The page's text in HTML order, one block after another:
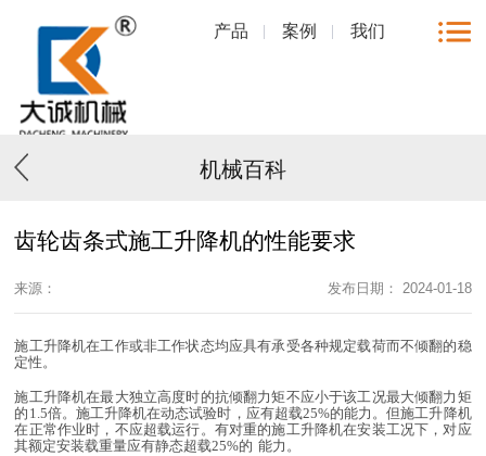
产品 案例 我们
机械百科
齿轮齿条式施工升降机的性能要求
来源： 发布日期： 2024-01-18
施工升降机在工作或非工作状态均应具有承受各种规定载荷而不倾翻的稳
定性。
施工升降机在最大独立高度时的抗倾翻力矩不应小于该工况最大倾翻力矩
的 1.5倍。 施工升降机在动态试验时，应有超载25%的能力。但施工升降机
在正常作业时，不应超载运行。有对重的施工升降机在安装工况下，对应
其额定安装载重量应有静态超载25%的 能力。